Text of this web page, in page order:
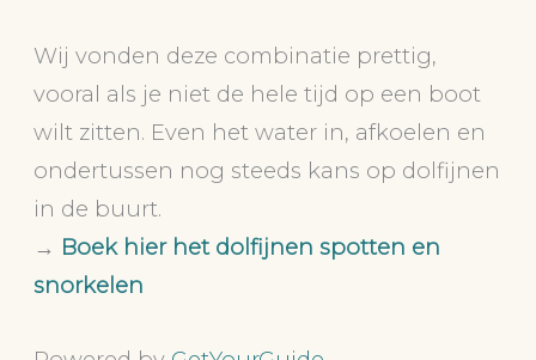
Wij vonden deze combinatie prettig,
vooral als je niet de hele tijd op een boot
wilt zitten. Even het water in, afkoelen en
ondertussen nog steeds kans op dolfijnen
in de buurt.
→ Boek hier het dolfijnen spotten en
snorkelen